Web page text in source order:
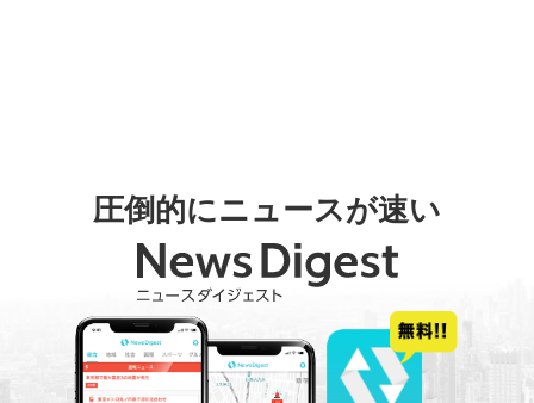
圧倒的にニュースが速い